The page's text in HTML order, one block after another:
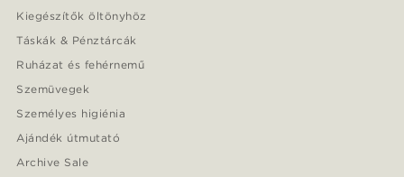
Kiegészítők öltönyhöz
Táskák & Pénztárcák
Ruházat és fehérnemű
Szemüvegek
Személyes higiénia
Ajándék útmutató
Archive Sale